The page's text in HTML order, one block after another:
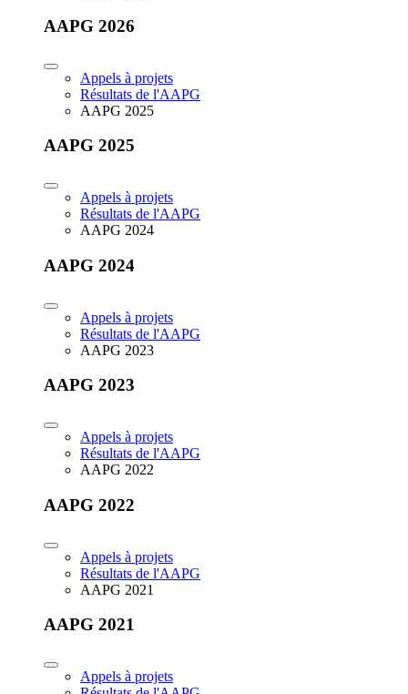
AAPG 2026
Appels à projets
Résultats de l'AAPG
AAPG 2025
AAPG 2025
Appels à projets
Résultats de l'AAPG
AAPG 2024
AAPG 2024
Appels à projets
Résultats de l'AAPG
AAPG 2023
AAPG 2023
Appels à projets
Résultats de l'AAPG
AAPG 2022
AAPG 2022
Appels à projets
Résultats de l'AAPG
AAPG 2021
AAPG 2021
Appels à projets